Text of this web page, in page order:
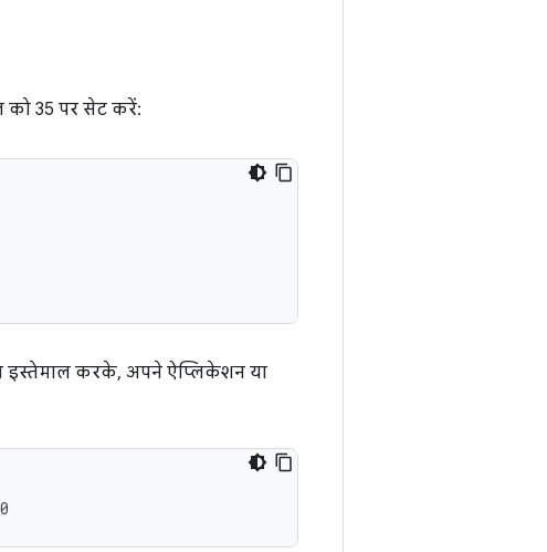
को 35 पर सेट करें:
इस्तेमाल करके, अपने ऐप्लिकेशन या